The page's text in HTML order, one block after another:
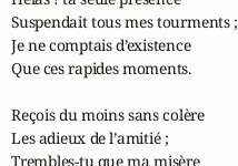
Suspendait tous mes tourments ;
Je ne comptais d’existence
Que ces rapides moments.
Reçois du moins sans colère
Les adieux de l’amitié ;
Trembles-tu que ma misère